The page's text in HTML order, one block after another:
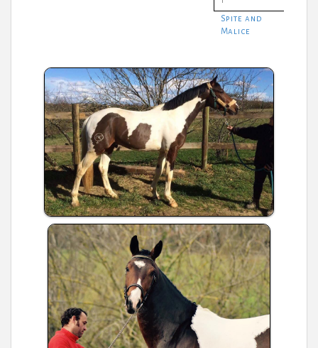
Spite and
Malice